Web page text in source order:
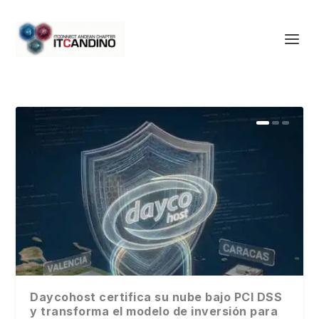
Daycohost certifica su nube bajo PCI DSS
y transforma el modelo de inversión para